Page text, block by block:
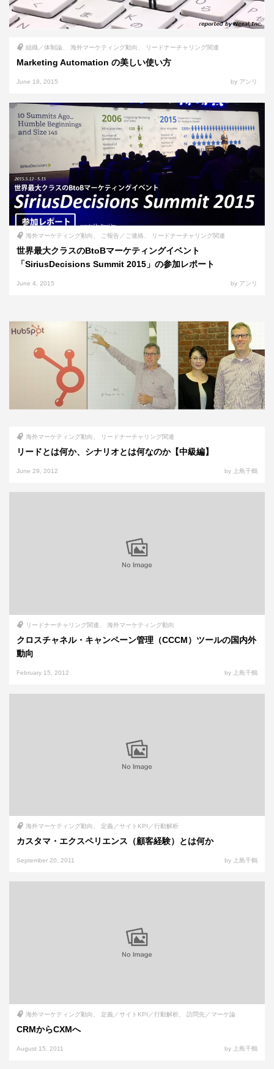
組織／体制論 海外マーケティング動向 リードナーチャリング関連
Marketing Automation の美しい使い方
June 18, 2015 by アンリ
海外マーケティング動向 ご報告／ご連絡 リードナーチャリング関連
世界最大クラスのBtoBマーケティングイベント
「SiriusDecisions Summit 2015」の参加レポート
June 4, 2015 by アンリ
海外マーケティング動向 リードナーチャリング関連
リードとは何か、シナリオとは何なのか【中級編】
June 29, 2012 by 上島千鶴
リードナーチャリング関連 海外マーケティング動向
クロスチャネル・キャンペーン管理（CCCM）ツールの国内外
動向
February 15, 2012 by 上島千鶴
海外マーケティング動向 定義／サイトKPI／行動解析
カスタマ・エクスペリエンス（顧客経験）とは何か
September 20, 2011 by 上島千鶴
海外マーケティング動向 定義／サイトKPI／行動解析 訪問先／マーケ論
CRMからCXMへ
August 15, 2011 by 上島千鶴